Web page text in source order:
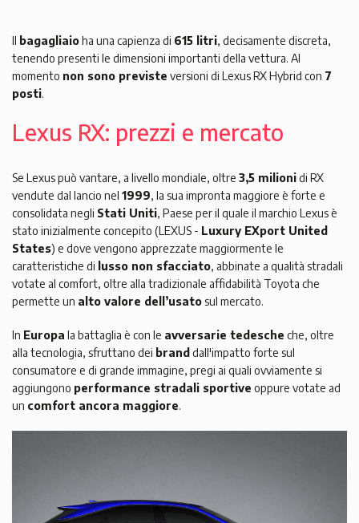
Il bagagliaioha una capienza di 615 litri, decisamente discreta,
tenendo presenti le dimensioni importanti della vettura. Al
momento non sono previste versioni di Lexus RX Hybrid con 7
posti.
Lexus RX: prezzi e mercato
Se Lexus può vantare, a livello mondiale, oltre 3,5 milionidi RX
vendute dal lancio nel 1999, la sua impronta maggiore è forte e
consolidata negli Stati Uniti, Paese per il quale il marchio Lexus è
stato inizialmente concepito (LEXUS - Luxury EXport United
States) e dove vengono apprezzate maggiormente le
caratteristiche di lusso non sfacciato, abbinate a qualità stradali
votate al comfort, oltre alla tradizionale affidabilità Toyota che
permette un alto valore dell’usatosul mercato.
In Europa la battaglia è con le avversarie tedesche che, oltre
alla tecnologia, sfruttano dei brand dall'impatto forte sul
consumatore e di grande immagine, pregi ai quali ovviamente si
aggiungono performance stradali sportive oppure votate ad
un comfort ancora maggiore.